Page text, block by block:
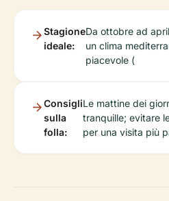
Stagione
ideale:
Da ottobre ad
un clima
piacevole (
Consigli
sulla
folla:
Le mattine dei
tranquille; evitare
per una visita più